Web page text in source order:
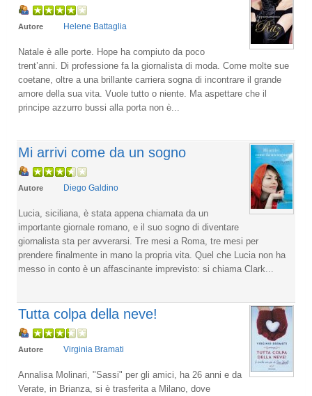
Autore Helene Battaglia
Natale è alle porte. Hope ha compiuto da poco
trent’anni. Di professione fa la giornalista di moda. Come molte sue
coetane, oltre a una brillante carriera sogna di incontrare il grande
amore della sua vita. Vuole tutto o niente. Ma aspettare che il
principe azzurro bussi alla porta non è...
Mi arrivi come da un sogno
Autore Diego Galdino
Lucia, siciliana, è stata appena chiamata da un
importante giornale romano, e il suo sogno di diventare
giornalista sta per avverarsi. Tre mesi a Roma, tre mesi per
prendere finalmente in mano la propria vita. Quel che Lucia non ha
messo in conto è un affascinante imprevisto: si chiama Clark...
Tutta colpa della neve!
Autore Virginia Bramati
Annalisa Molinari, "Sassi" per gli amici, ha 26 anni e da
Verate, in Brianza, si è trasferita a Milano, dove